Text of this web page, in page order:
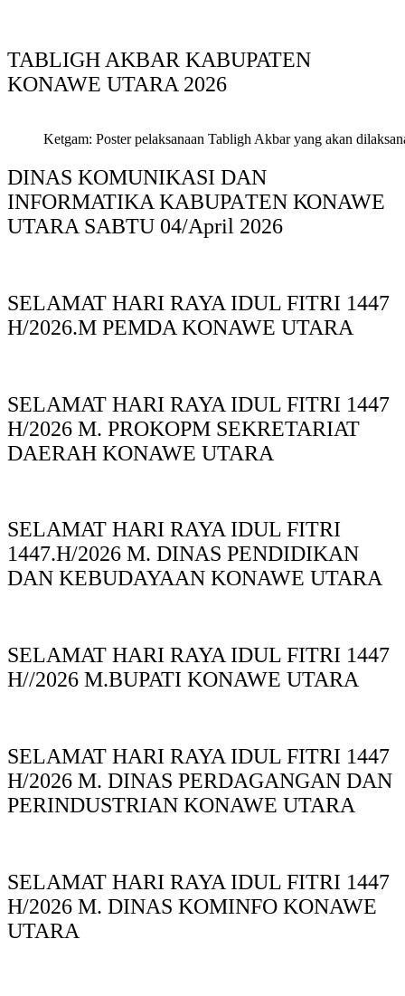
TABLIGH AKBAR KABUPATEN
KONAWE UTARA 2026
Ketgam: Poster pelaksanaan Tabligh Akbar yang akan
DINAS KOMUNIKASI DAN
INFORMATIKA KABUPAΤΕΝ ΚΟNAWE
UTARA SABTU 04/April 2026
SELAMAT HARI RAYA IDUL FITRI 1447
H/2026.M PEMDA KONAWE UTARA
SELAMAT HARI RAYA IDUL FITRI 1447
H/2026 M. PROKOPM SEKRETARIAT
DAERAH KONAWE UTARA
SELAMAT HARI RAYA IDUL FITRI
1447.H/2026 M. DINAS PENDIDIKAN
DAN KEBUDAYAAN KONAWE UTARA
SELAMAT HARI RAYA IDUL FITRI 1447
H//2026 M.BUPATI KONAWE UTARA
SELAMAT HARI RAYA IDUL FITRI 1447
H/2026 M. DINAS PERDAGANGAN DAN
PERINDUSTRIAN KONAWE UTARA
SELAMAT HARI RAYA IDUL FITRI 1447
H/2026 M. DINAS KOMINFO KONAWE
UTARA